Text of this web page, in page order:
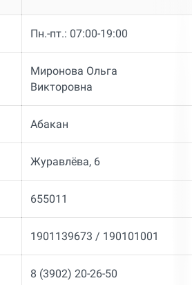
Пн.-пт.: 07:00-19:00
Миронова Ольга
Викторовна
Абакан
Журавлёва, 6
655011
1901139673 / 190101001
8 (3902) 20-26-50